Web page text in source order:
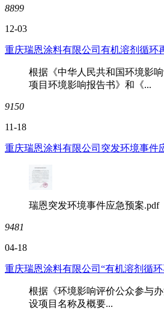
8899
12-03
重庆瑞恩涂料有限公司有机溶剂循环
根据《中华人民共和国环境影
项目环境影响报告书》和《...
9150
11-18
重庆瑞恩涂料有限公司突发环境事件
瑞恩突发环境事件应急预案.pdf
9481
04-18
重庆瑞恩涂料有限公司“有机溶剂循
根据《环境影响评价公众参与
设项目名称及概要...